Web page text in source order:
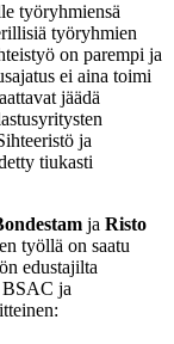
työryhmiensä
työryhmien
on parempi ja
ei aina toimi
jäädä
ja
tiukasti
ja Risto
työllä on saatu
edustajilta
BSAC ja